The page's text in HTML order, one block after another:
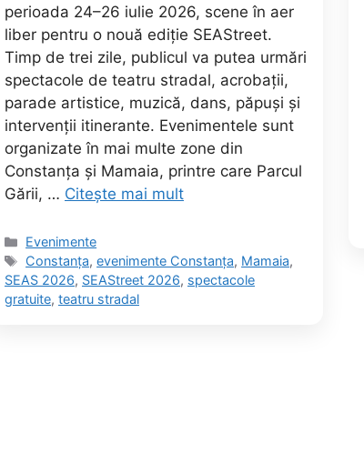
perioada 24–26 iulie 2026, scene în aer
liber pentru o nouă ediție SEAStreet.
Timp de trei zile, publicul va putea urmări
spectacole de teatru stradal, acrobații,
parade artistice, muzică, dans, păpuși și
intervenții itinerante. Evenimentele sunt
organizate în mai multe zone din
Constanța și Mamaia, printre care Parcul
Gării, … Citește mai mult
Categorii
Evenimente
Etichete
Constanța,evenimente Constanța, Mamaia,
SEAS 2026, SEAStreet 2026, spectacole
gratuite, teatru stradal